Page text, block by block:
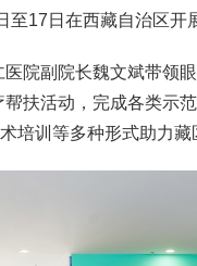
至17日在西藏自治区开
院副院长魏文斌带领
扶活动，完成各类示
培训等多种形式助力